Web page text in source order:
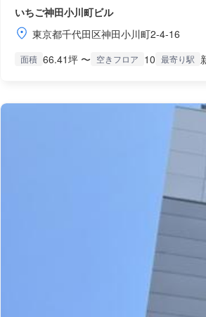
いちご神田小川町ビル
東京都千代田区神田小川町2-4-16
面積 66.41坪 〜 空きフロア 10 最寄り駅